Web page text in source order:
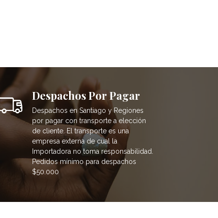
Despachos Por Pagar
Despachos en Santiago y Regiones
por pagar con transporte a elección
de cliente. El transporte es una
empresa externa de cual la
Importadora no toma responsabilidad.
Pedidos mínimo para despachos
$50.000